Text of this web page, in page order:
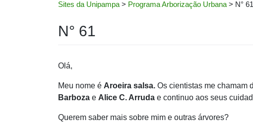
Sites da Unipampa> Programa Arborização Urbana> N° 61
N° 61
Olá,
Meu nome é Aroeira salsa. Os cientistas me chamam
Barboza e Alice C. Arruda e continuo aos seus
Querem saber mais sobre mim e outras árvores?